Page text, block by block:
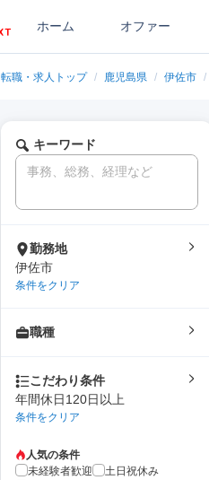
ホーム オファー
転職・求人トップ / 鹿児島県 / 伊佐市 /
キーワード
勤務地
伊佐市
条件をクリア
職種
こだわり条件
年間休日120日以上
条件をクリア
人気の条件
未経験者歓迎
土日祝休み